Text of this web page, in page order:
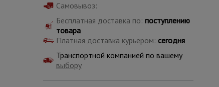
всех
Самовывоз:
Бесплатная доставка по: поступлению
товара
Платная доставка курьером: сегодня
Транспортной компанией по вашему
выбору